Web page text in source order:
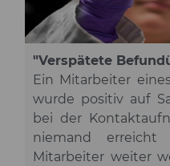
"Verspätete
Ein Mitarbeiter
wurde positiv auf
bei der
niemand
Mitarbeiter weiter